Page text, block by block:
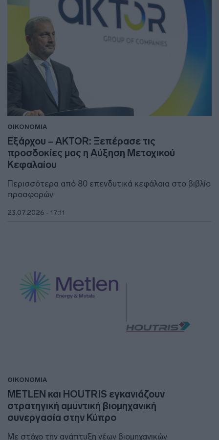
ΟΙΚΟΝΟΜΙΑ
Εξάρχου – AKTOR: Ξεπέρασε τις
προσδοκίες μας η Αύξηση Μετοχικού
Κεφαλαίου
Περισσότερα από 80 επενδυτικά κεφάλαια στο βιβλίο
προσφορών
23.07.2026 - 17:11
ΟΙΚΟΝΟΜΙΑ
METLEN και HOUTRIS εγκανιάζουν
στρατηγική αμυντική βιομηχανική
συνεργασία στην Κύπρο
Mε στόχο την ανάπτυξη νέων βιομηχανικών